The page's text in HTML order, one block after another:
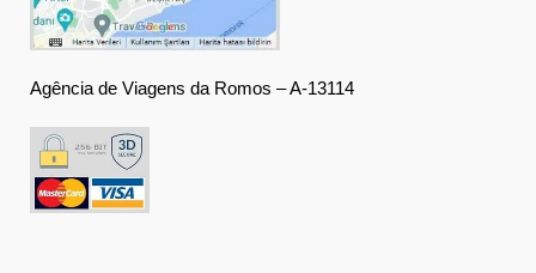
Ελληνική
Indonesia
Italiano
Agência de Viagens da Romos – A-13114